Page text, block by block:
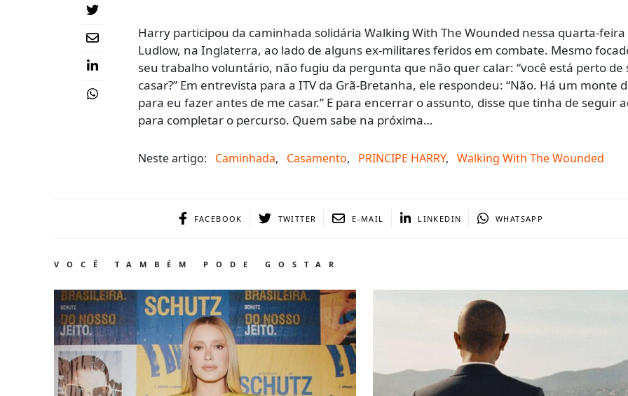
Harry participou da caminhada solidária Walking With The Wounded nessa quarta-
Ludlow, na Inglaterra, ao lado de alguns ex-militares feridos em combate. Mesmo
seu trabalho voluntário, não fugiu da pergunta que não quer calar: “você está perto de
casar?” Em entrevista para a ITV da Grã-Bretanha, ele respondeu: “Não. Há um monte
para eu fazer antes de me casar.” E para encerrar o assunto, disse que tinha de seguir
para completar o percurso. Quem sabe na próxima…
Neste artigo: Caminhada, Casamento, PRINCIPE HARRY, Walking With The Wounded
FACEBOOK TWITTER E-MAIL LINKEDIN WHATSAPP
VOCÊ TAMBÉM PODE GOSTAR